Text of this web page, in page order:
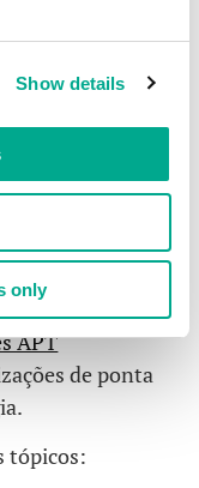
Show details
only
como a SAS
confira estatag.
será
. Como sempre,
e
em
APT
de ponta
tópicos: